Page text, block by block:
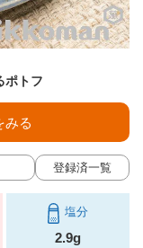
ポトフ
登録済一覧
みる
塩分
2.9g